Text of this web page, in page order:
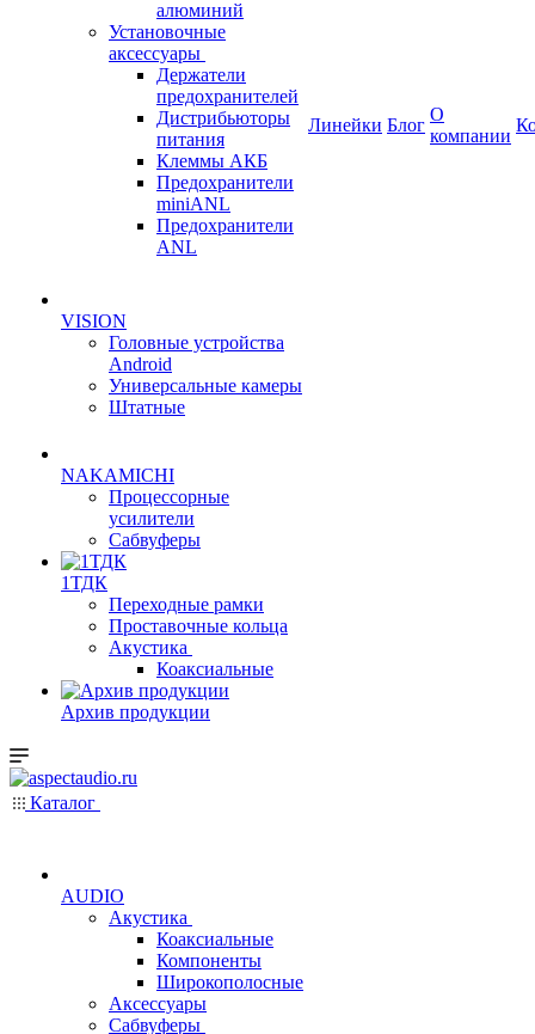
алюминий
Установочные
аксессуары
Держатели
предохранителей
Дистрибьюторы
питания
Клеммы АКБ
Предохранители
miniANL
Предохранители
ANL
VISION
Головные устройства
Android
Универсальные камеры
Штатные
NAKAMICHI
Процессорные
усилители
Сабвуферы
1ТДК
Переходные рамки
Проставочные кольца
Акустика
Коаксиальные
Архив продукции
Линейки Блог
О
компании
Каталог
AUDIO
Акустика
Коаксиальные
Компоненты
Широкополосные
Аксессуары
Сабвуферы